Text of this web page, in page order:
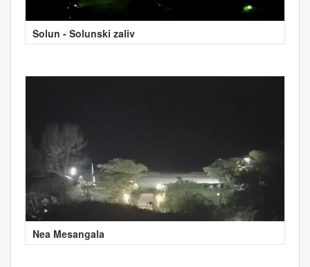
Solun - Solunski zaliv
Nea Mesangala